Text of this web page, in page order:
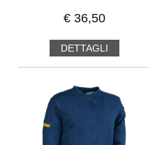
€ 36,50
DETTAGLI